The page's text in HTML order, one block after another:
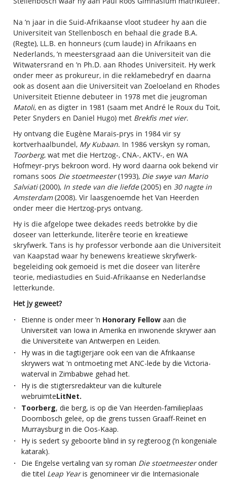
Na ’n jaar in die Suid-Afrikaanse vloot studeer hy aan die
Universiteit van Stellenbosch en behaal die grade B.A.
(Regte), LL.B. en honneurs (cum laude) in Afrikaans en
Nederlands, ’n meestersgraad aan die Universiteit van die
Witwatersrand en ’n Ph.D. aan Rhodes Universiteit. Hy werk
onder meer as prokureur, in die reklamebedryf en daarna
ook as dosent aan die Universiteit van Zoeloeland en Rhodes
Universiteit Etienne debuteer in 1978 met die jeugroman
Matoli, en as digter in 1981 (saam met André le Roux du Toit,
Peter Snyders en Daniel Hugo) met Brekfis met vier.
Hy ontvang die Eugène Marais-prys in 1984 vir sy
kortverhaalbundel, My Kubaan. In 1986 verskyn sy roman,
Toorberg, wat met die Hertzog-, CNA-, AKTV-, en WA
Hofmeyr-prys bekroon word. Hy word daarna ook bekend vir
romans soos Die stoetmeester(1993), Die swye van Mario
Salviati(2000), In stede van die liefde(2005) en 30 nagte in
Amsterdam(2008). Vir laasgenoemde het Van Heerden
onder meer die Hertzog-prys ontvang.
Hy is die afgelope twee dekades reeds betrokke by die
doseer van letterkunde, literêre teorie en kreatiewe
skryfwerk. Tans is hy professor verbonde aan die Universiteit
van Kaapstad waar hy benewens kreatiewe skryfwerk-
begeleiding ook gemoeid is met die doseer van literêre
teorie, mediastudies en Suid-Afrikaanse en Nederlandse
letterkunde.
Het jy geweet?
·
Etienne is onder meer ’n Honorary Fellow aan die
Universiteit van Iowa in Amerika en inwonende skrywer aan
die Universiteite van Antwerpen en Leiden.
·
Hy was in die tagtigerjare ook een van die Afrikaanse
skrywers wat 'n ontmoeting met ANC-lede by die Victoria-
waterval in Zimbabwe gehad het.
·
Hy is die stigtersredakteur van die kulturele
webruimteLitNet.
·
Toorberg, die berg, is op die Van Heerden-familieplaas
Doornbosch geleë, op die grens tussen Graaff-Reinet en
Murraysburg in die Oos-Kaap.
·
Hy is sedert sy geboorte blind in sy regteroog (’n kongeniale
katarak).
·
Die Engelse vertaling van sy roman Die stoetmeesteronder
die titel Leap Yearis genomineer vir die Internasionale